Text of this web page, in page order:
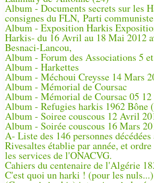
Album - Documents secrets sur les
consignes du FLN, Parti
Album - Exposition Harkis
Harkis- du 16 Avril au 18 Mai 2012
Besnaci-Lancou,
Album - Forum des Associations 5
Album - Harkettes
Album - Méchoui Creysse 14 Mars
Album - Mémorial de Coursac
Album - Mémorial de Coursac 05 12
Album - Refugies harkis 1962 Bône
Album - Soiree couscous 12 Avril
Album - Soirée couscous 16 Mars
A- Liste des 146 personnes
Rivesaltes établie par année, et ordre
les services de l'ONACVG.
Cahiers du centenaire de l'Algérie
C'est quoi un harki ! (pour les nuls...)